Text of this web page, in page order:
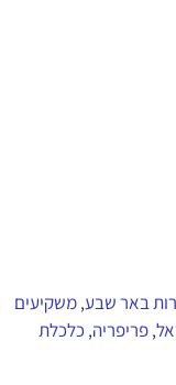
באר שבע,משקיעים
,פריפריה, כלכלת